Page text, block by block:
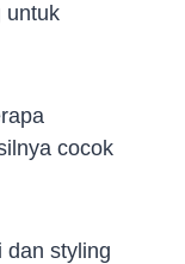
untuk
cocok
dan styling